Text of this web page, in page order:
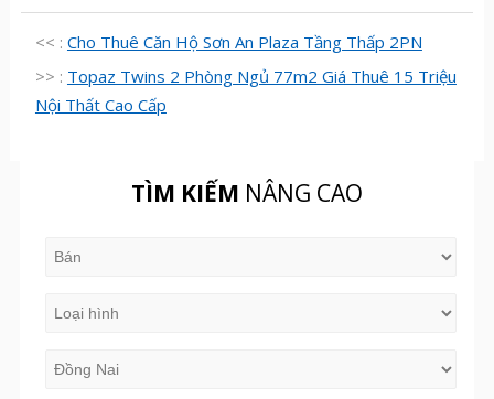
<< : Cho Thuê Căn Hộ Sơn An Plaza Tầng Thấp 2PN
>> : Topaz Twins 2 Phòng Ngủ 77m2 Giá Thuê 15 Triệu
Nội Thất Cao Cấp
TÌM KIẾM NÂNG CAO